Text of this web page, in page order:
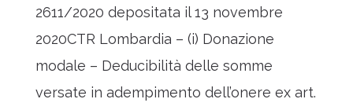
2611/2020 depositata il 13 novembre
2020CTR Lombardia – (i) Donazione
modale – Deducibilità delle somme
versate in adempimento dell’onere ex art.